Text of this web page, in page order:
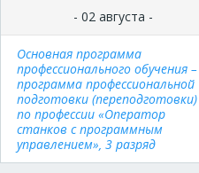
- 02 августа -
Основная программа
профессионального обучения –
программа профессиональной
подготовки (переподготовки)
по профессии «Оператор
станков с программным
управлением», 3 разряд